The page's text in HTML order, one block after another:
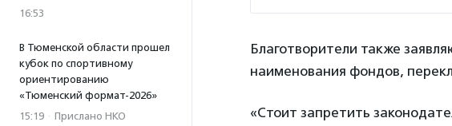
16:53
В Тюменской области прошел
кубок по спортивному
ориентированию
«Тюменский формат-2026»
15:19 · Прислано НКО
Благотворители также
наименования фондов,
«Стоит запретить